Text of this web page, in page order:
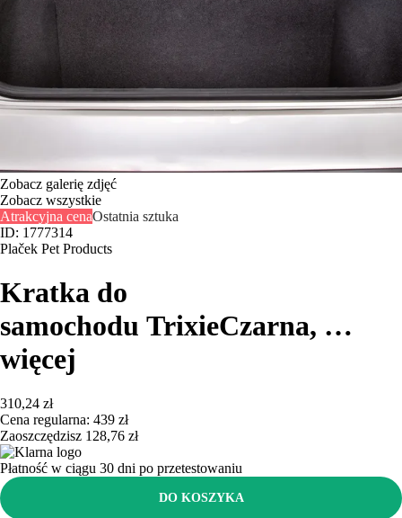
Zobacz galerię zdjęć
Zobacz wszystkie
Atrakcyjna cenaOstatnia sztuka
ID: 1777314
Plaček Pet Products
Kratka do
samochodu TrixieCzarna, …
więcej
310,24 zł
Cena regularna: 439 zł
Zaoszczędzisz 128,76 zł
Płatność w ciągu 30 dni po przetestowaniu
DO KOSZYKA